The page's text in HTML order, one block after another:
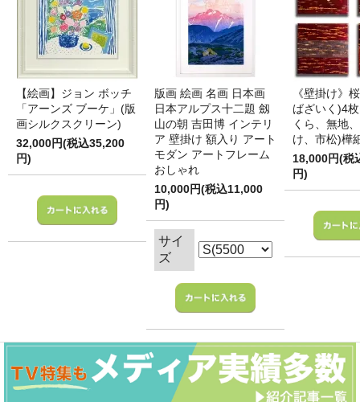
【絵画】ジョン ボッチ
「アーンズ ブーケ」(版
画シルクスクリーン)
32,000円(税込35,200
円)
版画 絵画 名画 日本画
日本アルプス十二題 劔
山の朝 吉田博 インテリ
ア 壁掛け 額入り アート
モダン アートフレーム
おしゃれ
10,000円(税込11,000
円)
サイ
ズ
《壁掛け》
ばざいく)4
くら、無地
け、市松)樺
18,000円(税
円)